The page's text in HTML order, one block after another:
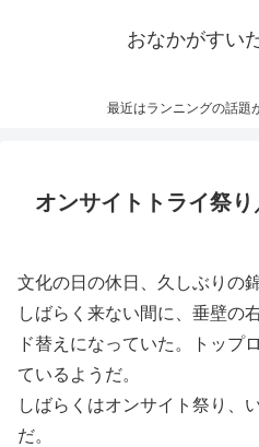
おなかがすい
最近はランニングの話題
オンサイトトライ祭
文化の日の休日、久しぶりの
しばらく来ない間に、垂壁の
ド替えになっていた。トップ
ているようだ。
しばらくはオンサイト祭り、
だ。